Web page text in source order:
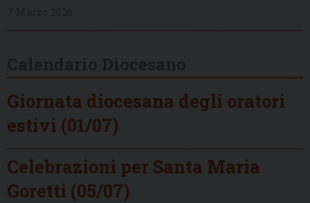
Giornata diocesana degli oratori
estivi (01/07)
Celebrazioni per Santa Maria
Goretti (05/07)